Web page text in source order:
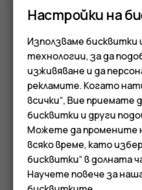
Смартфони
Мобилни
Аксесоари
Таблети
Смяна на тоновете за
Изберете Меню> >
Превъртете доТон на
Изберете тона, който
след това ОК
Полезен ли беше
Настройки на
Използваме бисквитки
технологии, за да
изживяване и да
рекламите. Когато
всички“, Вие приемате
бисквитки и други
Можете да промените
всяко време, като
бисквитки“ в долната
Научете повече за